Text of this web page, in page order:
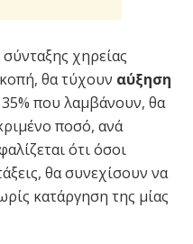
χηρείας
θα τύχουν αύξηση
που λαμβάνουν, θα
ποσό, ανά
ότι όσοι
θα συνεχίσουν να
κατάργηση της μίας